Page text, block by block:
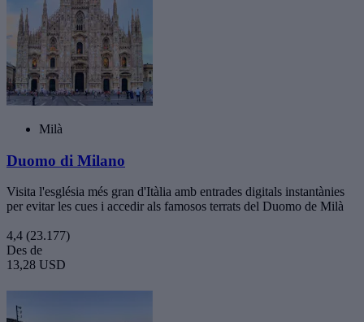
Milà
Duomo di Milano
Visita l'església més gran d'Itàlia amb entrades digitals instantànies
per evitar les cues i accedir als famosos terrats del Duomo de Milà
4,4 (23.177)
Des de
13,28 USD